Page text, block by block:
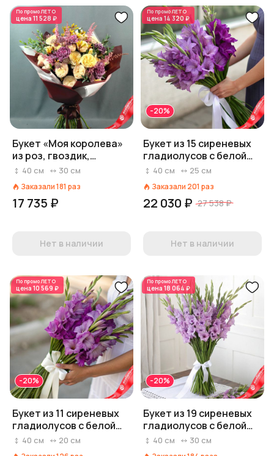
По промоЛЕТО
цена 11 528 ₽
Букет «Моя королева»
из роз, гвоздик,
астранций и астильбы
40 см 30 см
Заказали181 раз
17 735 ₽
Нет в наличии
По промоЛЕТО
цена 14 320 ₽
-20%
Букет из 15 сиреневых
гладиолусов с белой
лентой
40 см 25 см
Заказали 201 раз
22 030 ₽ 27 538 ₽
Нет в наличии
По промоЛЕТО
цена 10 569 ₽
-20%
Букет из 11 сиреневых
гладиолусов с белой
лентой
40 см 20 см
По промоЛЕТО
цена 18 064 ₽
-20%
Букет из 19 сиреневых
гладиолусов с белой
лентой
40 см 30 см